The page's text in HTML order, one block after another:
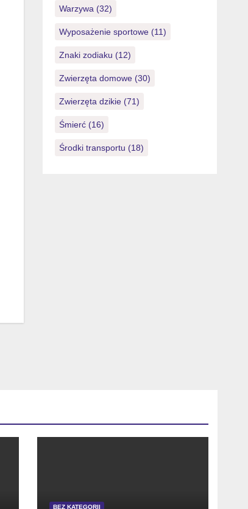
Warzywa(32)
Wyposażenie sportowe(11)
Znaki zodiaku (12)
Zwierzęta domowe(30)
Zwierzęta dzikie(71)
Śmierć(16)
Środki transportu (18)
BEZ KATEGORII